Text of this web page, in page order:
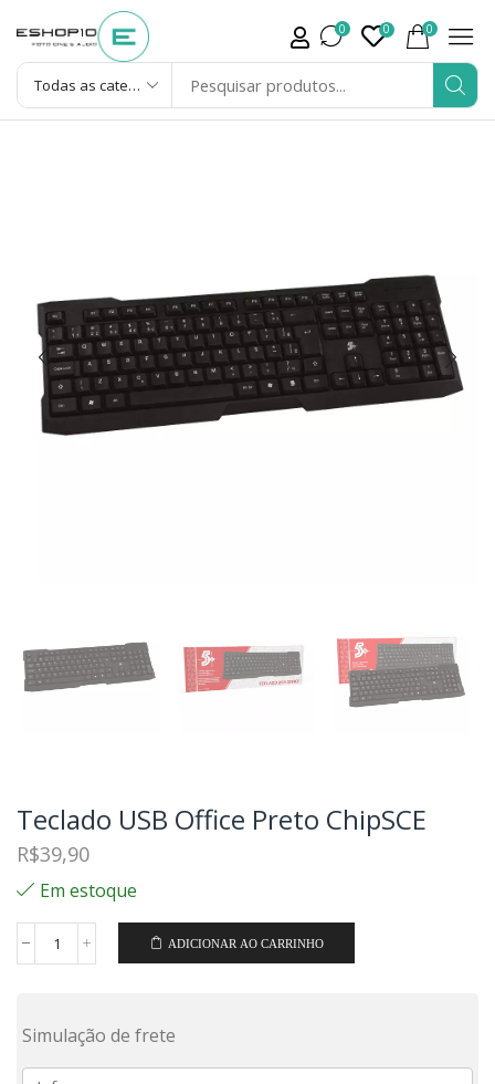
0 0 0
Teclado USB Office Preto ChipSCE
R$39,90
Em estoque
ADICIONAR AO CARRINHO
Simulação de frete